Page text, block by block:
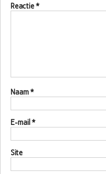
Reactie*
Naam*
E-mail *
Site